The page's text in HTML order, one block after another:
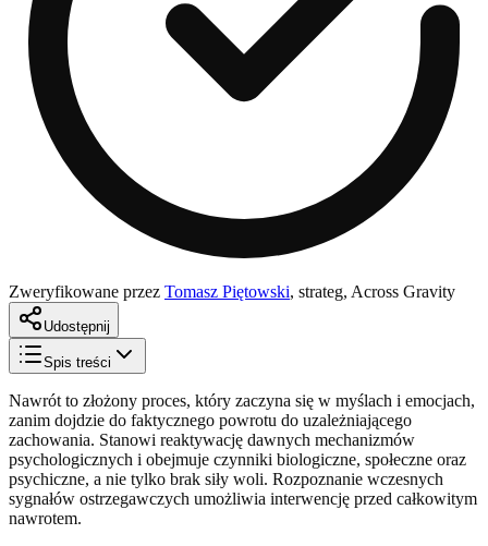
Zweryfikowane przez Tomasz Piętowski, strateg, Across Gravity
Udostępnij
Spis treści
Nawrót to złożony proces, który zaczyna się w myślach i emocjach,
zanim dojdzie do faktycznego powrotu do uzależniającego
zachowania. Stanowi reaktywację dawnych mechanizmów
psychologicznych i obejmuje czynniki biologiczne, społeczne oraz
psychiczne, a nie tylko brak siły woli. Rozpoznanie wczesnych
sygnałów ostrzegawczych umożliwia interwencję przed całkowitym
nawrotem.